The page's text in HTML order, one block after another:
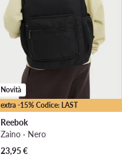
extra -15% Codice: LAST
Novità
Reebok
Zaino · Nero
23,95€